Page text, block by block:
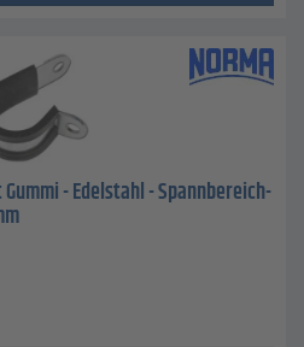
- Edelstahl - Spannbereich-